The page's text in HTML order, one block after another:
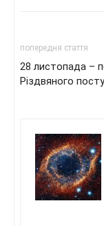
попередня стаття
28 листопада –
Різдвяного посту